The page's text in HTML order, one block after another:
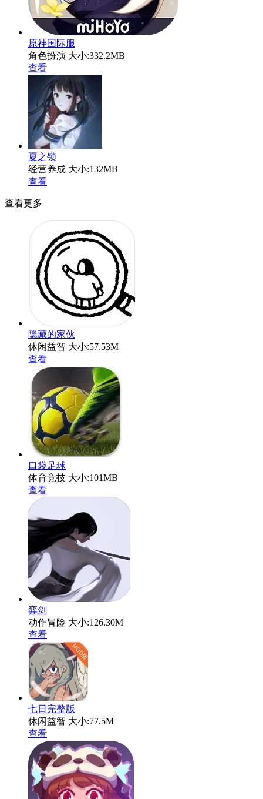
原神国际服
角色扮演 大小:332.2MB
查看
夏之锁
经营养成 大小:132MB
查看
查看更多
隐藏的家伙
休闲益智 大小:57.53M
查看
口袋足球
体育竞技 大小:101MB
查看
弈剑
动作冒险 大小:126.30M
查看
七日完整版
休闲益智 大小:77.5M
查看